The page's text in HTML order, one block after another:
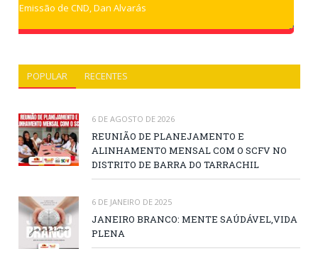
Emissão de CND, Dan Alvarás
POPULAR RECENTES
6 DE AGOSTO DE 2026
REUNIÃO DE PLANEJAMENTO E
ALINHAMENTO MENSAL COM O SCFV NO
DISTRITO DE BARRA DO TARRACHIL
6 DE JANEIRO DE 2025
JANEIRO BRANCO: MENTE SAÚDÁVEL,VIDA
PLENA